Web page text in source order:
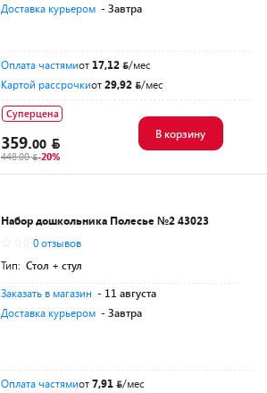
Доставка курьером - Завтра
Оплата частямиот 17,12
/мес
Картой рассрочкиот29,92 /мес
Суперцена
359.00
448.00 -20%
В корзину
Набор дошкольника Полесье №2 43023
0 отзывов
Тип: Стол + стул
Заказать в магазин - 11 августа
Доставка курьером - Завтра
Оплата частямиот7,91
/мес